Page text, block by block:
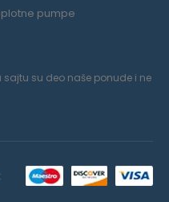
pumpe
su deo naše ponude i ne